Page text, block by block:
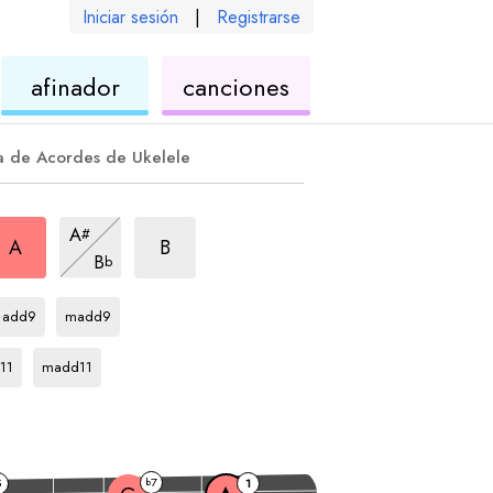
Iniciar sesión | Registrarse
afinadorukelelecanciones
de Acordes de Ukelele
A
A#
arpegio
Bb
7
B
add9
madd9
madd11
b7 1